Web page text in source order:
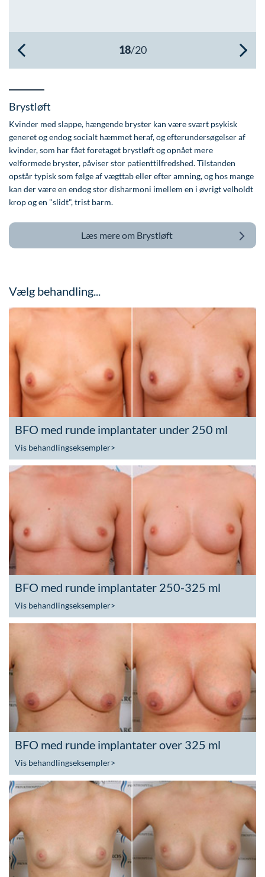
Brystløft
Kvinder med slappe, hængende bryster kan være svært psykisk
generet og endog socialt hæmmet heraf, og efterundersøgelser af
kvinder, som har fået foretaget brystløft og opnået mere
velformede bryster, påviser stor patienttilfredshed. Tilstanden
opstår typisk som følge af vægttab eller efter amning, og hos mange
kan der være en endog stor disharmoni imellem en i øvrigt velholdt
krop og en "slidt", trist barm.
Læs mere om Brystløft
Vælg behandling...
BFO med runde implantater under 250 ml
Vis behandlingseksempler>
BFO med runde implantater 250-325 ml
Vis behandlingseksempler>
BFO med runde implantater over 325 ml
Vis behandlingseksempler>